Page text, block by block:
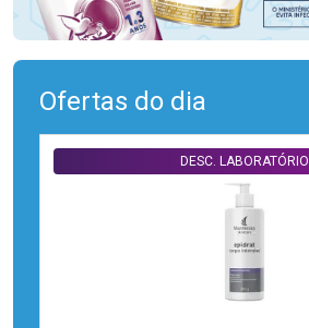
Ofertas do dia
DESC. LABORATÓRIO